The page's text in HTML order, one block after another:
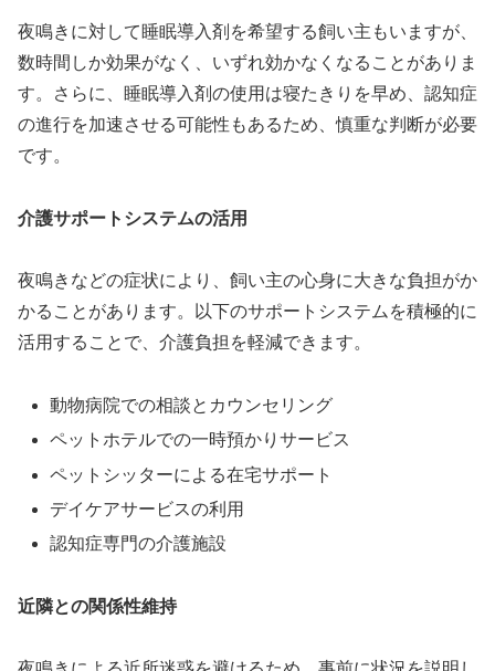
夜鳴きに対して睡眠導入剤を希望する飼い主もいますが、
数時間しか効果がなく、いずれ効かなくなることがありま
す。さらに、睡眠導入剤の使用は寝たきりを早め、認知症
の進行を加速させる可能性もあるため、慎重な判断が必要
です。
介護サポートシステムの活用
夜鳴きなどの症状により、飼い主の心身に大きな負担がか
かることがあります。以下のサポートシステムを積極的に
活用することで、介護負担を軽減できます。
動物病院での相談とカウンセリング
ペットホテルでの一時預かりサービス
ペットシッターによる在宅サポート
デイケアサービスの利用
認知症専門の介護施設
近隣との関係性維持